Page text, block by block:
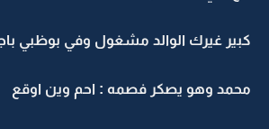
كبير غيرك الوالد مشغول وفي بوظبي
محمد وهو يصكر فصمه : احم وين اوقع